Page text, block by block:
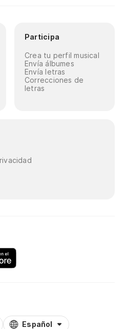
Participa
Crea tu perfil musical
Envía álbumes
Envía letras
Correcciones de
letras
Español